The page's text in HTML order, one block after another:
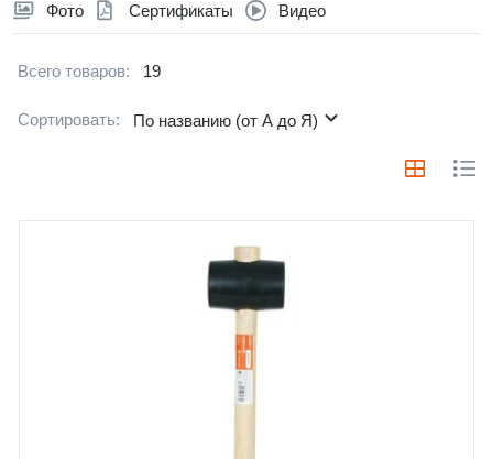
Фото Сертификаты Видео
Всего товаров: 19
Сортировать: По названию (от А до Я)